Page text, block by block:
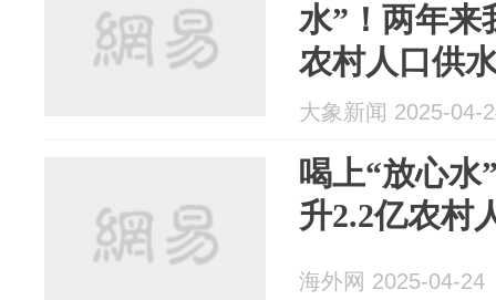
水”！两年来
农村人口供
大象新闻 2025-04-
喝上“放心水
升2.2亿农村
海外网 2025-04-24